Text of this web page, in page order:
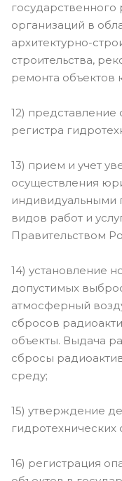
организаций в
архитектурно-
строительства,
ремонта объектов
12)
регистра
13) прием и учет
осуществления
индивидуальными
видов работ и
Правительством
14) установление
допустимых
атмосферный
сбросов
объекты. Выдача
сбросы
среду;
15) утверждение
16) регистрация